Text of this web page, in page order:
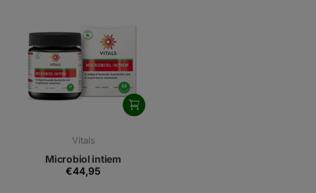
Vitals
Microbiol intiem
€44,95